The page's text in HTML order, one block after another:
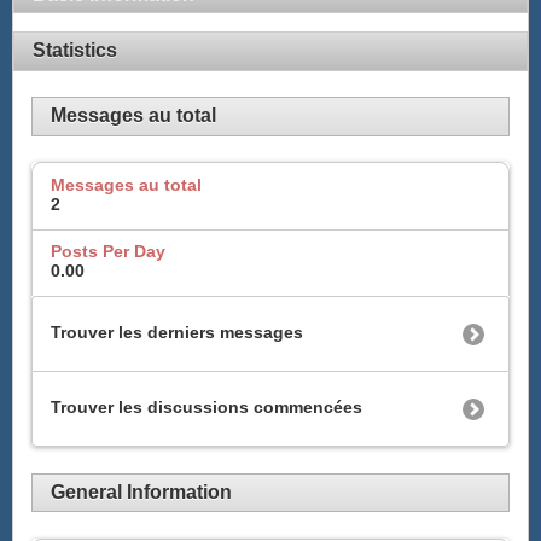
Statistics
Messages au total
Messages au total
2
Posts Per Day
0.00
Trouver les derniers messages
Trouver les discussions commencées
General Information